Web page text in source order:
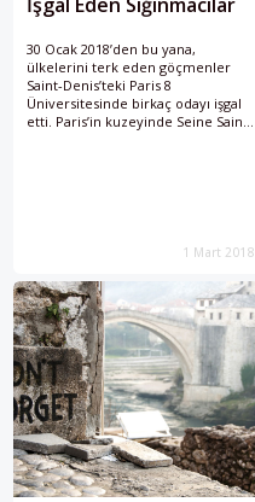
30 Ocak 2018’den bu yana,
ülkelerini terk eden göçmenler
Saint-Denis’teki Paris 8
Üniversitesinde birkaç odayı işgal
etti. Paris’in kuzeyinde Seine Saint-
1 Mart 2018